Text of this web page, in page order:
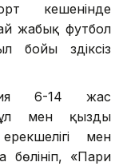
кешенінде
жабық футбол
үздіксіз
6-14 жас
мен қызды
мен
бөлініп, «Пари